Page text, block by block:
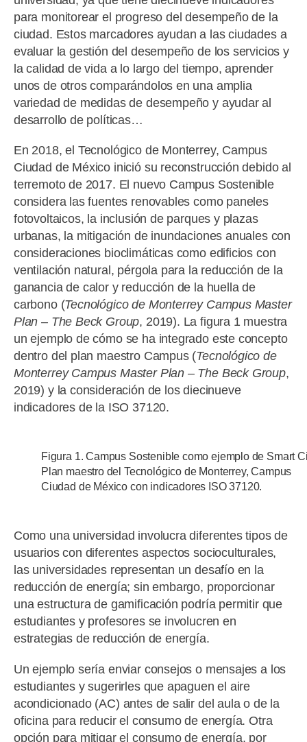
para monitorear el progreso del desempeño de la
ciudad. Estos marcadores ayudan a las ciudades a
evaluar la gestión del desempeño de los servicios y
la calidad de vida a lo largo del tiempo, aprender
unos de otros comparándolos en una amplia
variedad de medidas de desempeño y ayudar al
desarrollo de políticas…
En 2018, el Tecnológico de Monterrey, Campus
Ciudad de México inició su reconstrucción debido al
terremoto de 2017. El nuevo Campus Sostenible
considera las fuentes renovables como paneles
fotovoltaicos, la inclusión de parques y plazas
urbanas, la mitigación de inundaciones anuales con
consideraciones bioclimáticas como edificios con
ventilación natural, pérgola para la reducción de la
ganancia de calor y reducción de la huella de
carbono (Tecnológico de Monterrey Campus Master
Plan – The Beck Group, 2019). La figura 1 muestra
un ejemplo de cómo se ha integrado este concepto
dentro del plan maestro Campus (Tecnológico de
Monterrey Campus Master Plan – The Beck Group,
2019) y la consideración de los diecinueve
indicadores de la ISO 37120.
Figura 1. Campus Sostenible como ejemplo de Smart
Plan maestro del Tecnológico de Monterrey, Campus
Ciudad de México con indicadores ISO 37120.
Como una universidad involucra diferentes tipos de
usuarios con diferentes aspectos socioculturales,
las universidades representan un desafío en la
reducción de energía; sin embargo, proporcionar
una estructura de gamificación podría permitir que
estudiantes y profesores se involucren en
estrategias de reducción de energía.
Un ejemplo sería enviar consejos o mensajes a los
estudiantes y sugerirles que apaguen el aire
acondicionado (AC) antes de salir del aula o de la
oficina para reducir el consumo de energía. Otra
opción para mitigar el consumo de energía, por